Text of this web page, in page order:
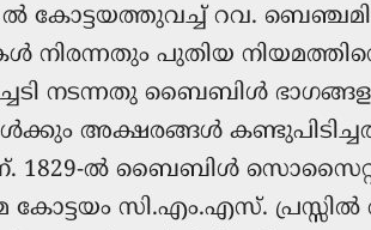
റവ. ബെഞ്ചമിന്‍
നിരന്നതും പുതിയ
നടന്നതു ബൈബിള്‍
അക്ഷരങ്ങള്‍
1829-ൽ ബൈബിൾ
സി.എം.എസ്. പ്രസ്സിൽ